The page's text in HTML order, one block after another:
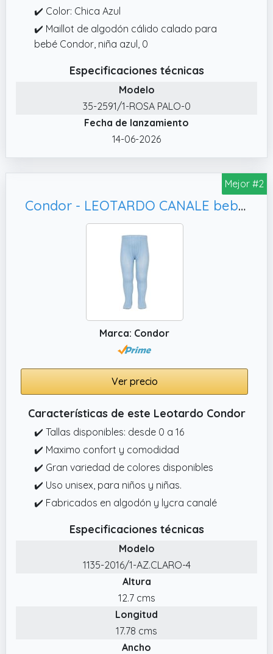
✔️ Color: Chica Azul
✔️ Maillot de algodón cálido calado para
bebé Condor, niña azul, 0
Especificaciones técnicas
Modelo
35-2591/1-ROSA PALO-0
Fecha de lanzamiento
14-06-2026
Mejor #2
Condor - LEOTARDO CANALE bebé-niños color: AZ.CLARO talla: 4
Marca: Condor
Ver precio
Características de este Leotardo Condor
✔️ Tallas disponibles: desde 0 a 16
✔️ Maximo confort y comodidad
✔️ Gran variedad de colores disponibles
✔️ Uso unisex, para niños y niñas.
✔️ Fabricados en algodón y lycra canalé
Especificaciones técnicas
Modelo
1135-2016/1-AZ.CLARO-4
Altura
12.7 cms
Longitud
17.78 cms
Ancho